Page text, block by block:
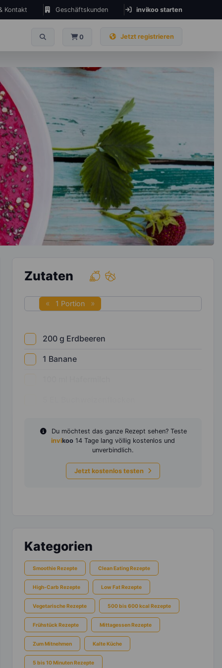
Kontakt Geschäftskunden invikoo starten
0 Jetzt registrieren
Zutaten
1 Portion
200 g Erdbeeren
1 Banane
Du möchtest das ganze Rezept sehen? Teste
invikoo 14 Tage lang völlig kostenlos und
unverbindlich.
Jetzt kostenlos testen
Kategorien
Smoothie Rezepte Clean Eating Rezepte
High-Carb Rezepte Low Fat Rezepte
Vegetarische Rezepte 500 bis 600 kcal Rezepte
Frühstück Rezepte Mittagessen Rezepte
Zum Mitnehmen Kalte Küche
5 bis 10 Minuten Rezepte